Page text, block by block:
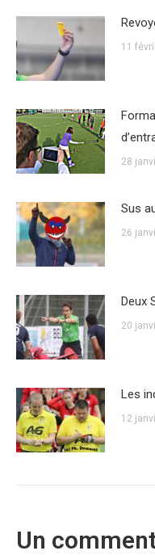
11
28
Sus
26
Deux
20
Les
12
Un